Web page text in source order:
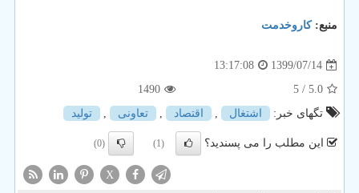
منبع:كاروخدمت
1399/07/14
13:17:08
5.0
/ 5
1490
تگهای خبر:
اشتغال , اقتصاد , تعاونی , تولید
این مطلب را می پسندید؟ (1)
(0)
X